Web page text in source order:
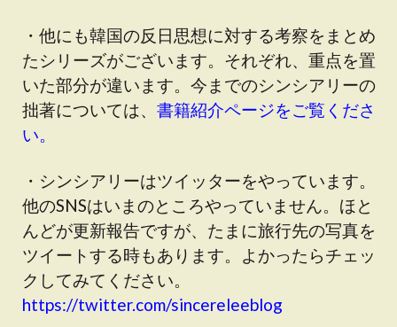
・他にも韓国の反日思想に対する考察をまとめ
たシリーズがございます。それぞれ、重点を置
いた部分が違います。今までのシンシアリーの
拙著については、 書籍紹介ページをご覧くださ
い。
・シンシアリーはツイッターをやっています。
他のSNSはいまのところやっていません。ほと
んどが更新報告ですが、たまに旅行先の写真を
ツイートする時もあります。よかったらチェッ
クしてみてください。
https://twitter.com/sincereleeblog